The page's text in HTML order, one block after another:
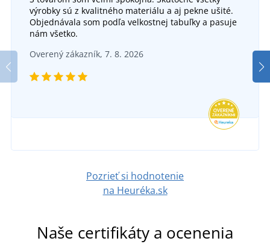
výrobky sú z kvalitného materiálu a aj pekne ušité.
Objednávala som podľa velkostnej tabuľky a pasuje
nám všetko.
Overený zákazník, 7. 8. 2026
Pozrieť si hodnotenie
na Heuréka.sk
Naše certifikáty a ocenenia